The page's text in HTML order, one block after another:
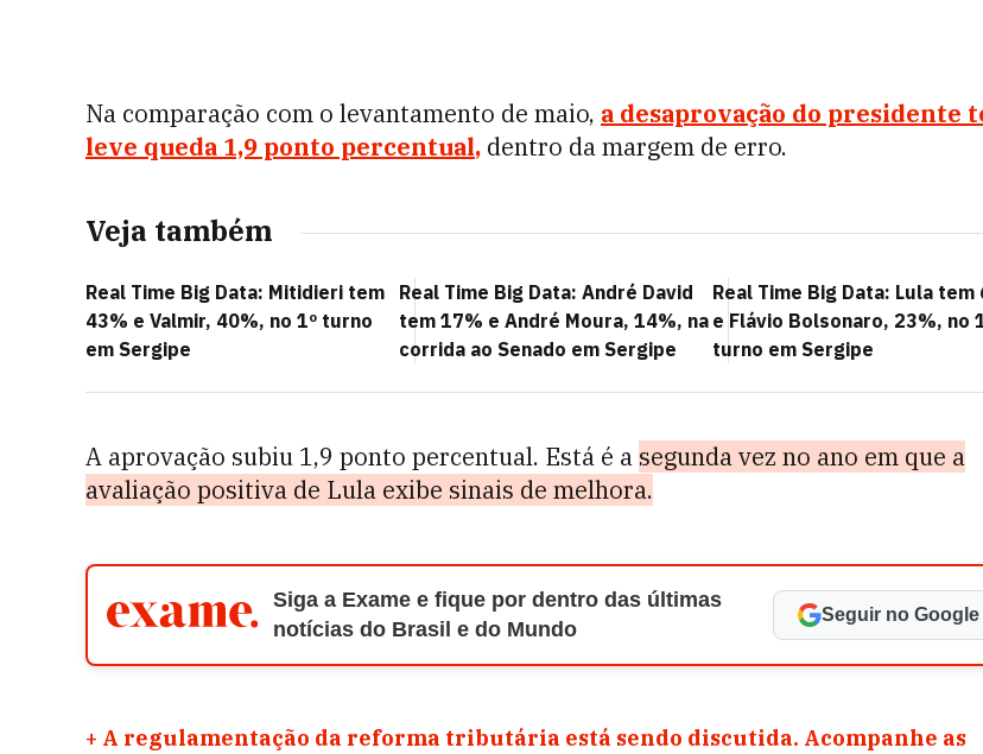
Na comparação com o levantamento de maio, a desaprovação do presidente
leve queda 1,9 ponto percentual, dentro da margem de erro.
Veja também
Real Time Big Data: Mitidieri tem
43% e Valmir, 40%, no 1º turno
em Sergipe
Real Time Big Data: André David
tem 17% e André Moura, 14%, na
corrida ao Senado em Sergipe
Real Time Big Data: Lula tem
e Flávio Bolsonaro, 23%, no
turno em Sergipe
A aprovação subiu 1,9 ponto percentual. Está é a segunda vez no ano em que a
avaliação positiva de Lula exibe sinais de melhora.
Siga a Exame e fique por dentro das últimas
notícias do Brasil e do Mundo
Seguir no Google
+ A regulamentação da reforma tributária está sendo discutida. Acompanhe as